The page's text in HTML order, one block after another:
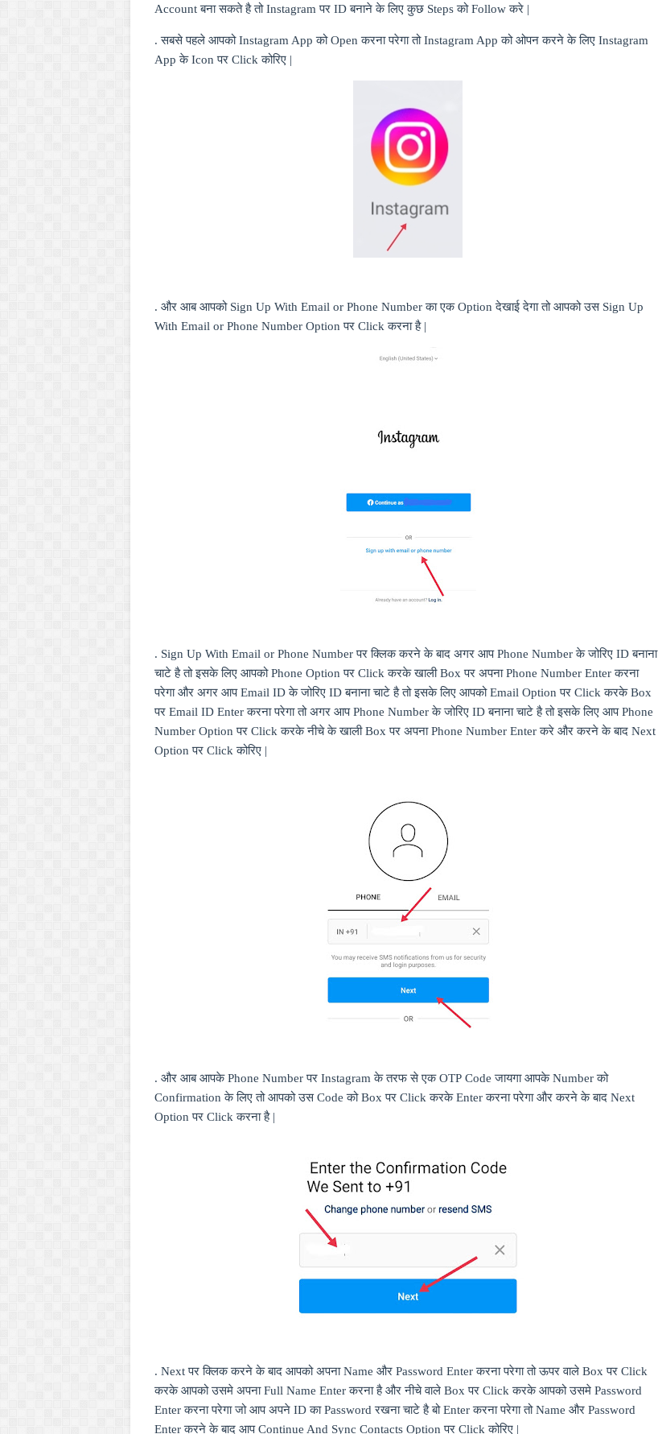
Accountबना सकते है तोInstagramपर IDबनाने के लिए कुछ StepsकोFollowकरे |
. सबसे पहले आपकोInstagram AppकोOpenकरना परेगा तोInstagram Appको ओपन करने के लिए Instagram
AppकेIconपर Clickकोरिए |
. और आब आपको Sign Up With Email or Phone Numberका एकOptionदेखाई देगा तो आपको उस Sign Up
With Email or Phone Number Optionपर Clickकरना है |
. Sign Up With Email or Phone Numberपर क्लिक करने के बाद अगर आपPhone Numberके जोरिए IDबनाना
चाटे है तो इसके लिए आपकोPhone Optionपर Clickकरके खालीBoxपर अपनाPhone Number Enterकरना
परेगा और अगर आपEmail IDके जोरिए IDबनाना चाटे है तो इसके लिए आपकोEmail Optionपर ClickकरकेBox
पर Email ID Enterकरना परेगा तो अगर आपPhone Numberके जोरिए IDबनाना चाटे है तो इसके लिए आपPhone
Number Optionपर Clickकरके नीचे के खालीBoxपर अपनाPhone Number Enterकरे और करने के बाद Next
Optionपर Clickकोरिए |
. और आब आपकेPhone Numberपर Instagramके तरफ से एकOTP Codeजायगा आपकेNumberको
Confirmationके लिए तो आपको उसCodeकोBoxपर ClickकरकेEnterकरना परेगा और करने के बाद Next
Optionपर Clickकरना है |
. Nextपर क्लिक करने के बाद आपको अपनाName और Password Enterकरना परेगा तो ऊपर वाले Boxपर Click
करके आपको उसमे अपनाFull Name Enterकरना है और नीचे वाले Boxपर Clickकरके आपको उसमे Password
Enterकरना परेगा जो आप अपने IDकाPasswordरखना चाटे है बोEnterकरना परेगा तोName और Password
Enterकरने के बाद आपContinue And Sync Contacts Optionपर Clickकोरिए |